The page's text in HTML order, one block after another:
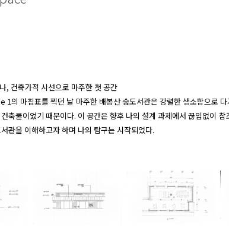
, 건축가적 시선으로 마주한 첫 공간
1의 마침표를 찍던 날 마주한 배봉산 숲도서관은 강렬한 생소함으로
축물이었기 때문이다. 이 공간은 향후 나의 설계 과제에서 끊임없이
관을 이해하고자 하며 나의 탐구는 시작되었다.